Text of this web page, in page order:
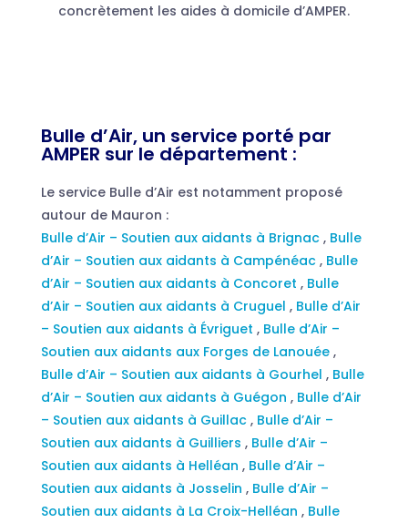
concrètement les aides à domicile d’AMPER.
Bulle d’Air, un service porté par
AMPER sur le département :
Le service Bulle d’Air est notamment proposé
autour de Mauron :
Bulle d’Air – Soutien aux aidants à Brignac , Bulle
d’Air – Soutien aux aidants à Campénéac , Bulle
d’Air – Soutien aux aidants à Concoret , Bulle
d’Air – Soutien aux aidants à Cruguel , Bulle d’Air
– Soutien aux aidants à Évriguet , Bulle d’Air –
Soutien aux aidants aux Forges de Lanouée ,
Bulle d’Air – Soutien aux aidants à Gourhel , Bulle
d’Air – Soutien aux aidants à Guégon , Bulle d’Air
– Soutien aux aidants à Guillac , Bulle d’Air –
Soutien aux aidants à Guilliers , Bulle d’Air –
Soutien aux aidants à Helléan , Bulle d’Air –
Soutien aux aidants à Josselin , Bulle d’Air –
Soutien aux aidants à La Croix-Helléan , Bulle